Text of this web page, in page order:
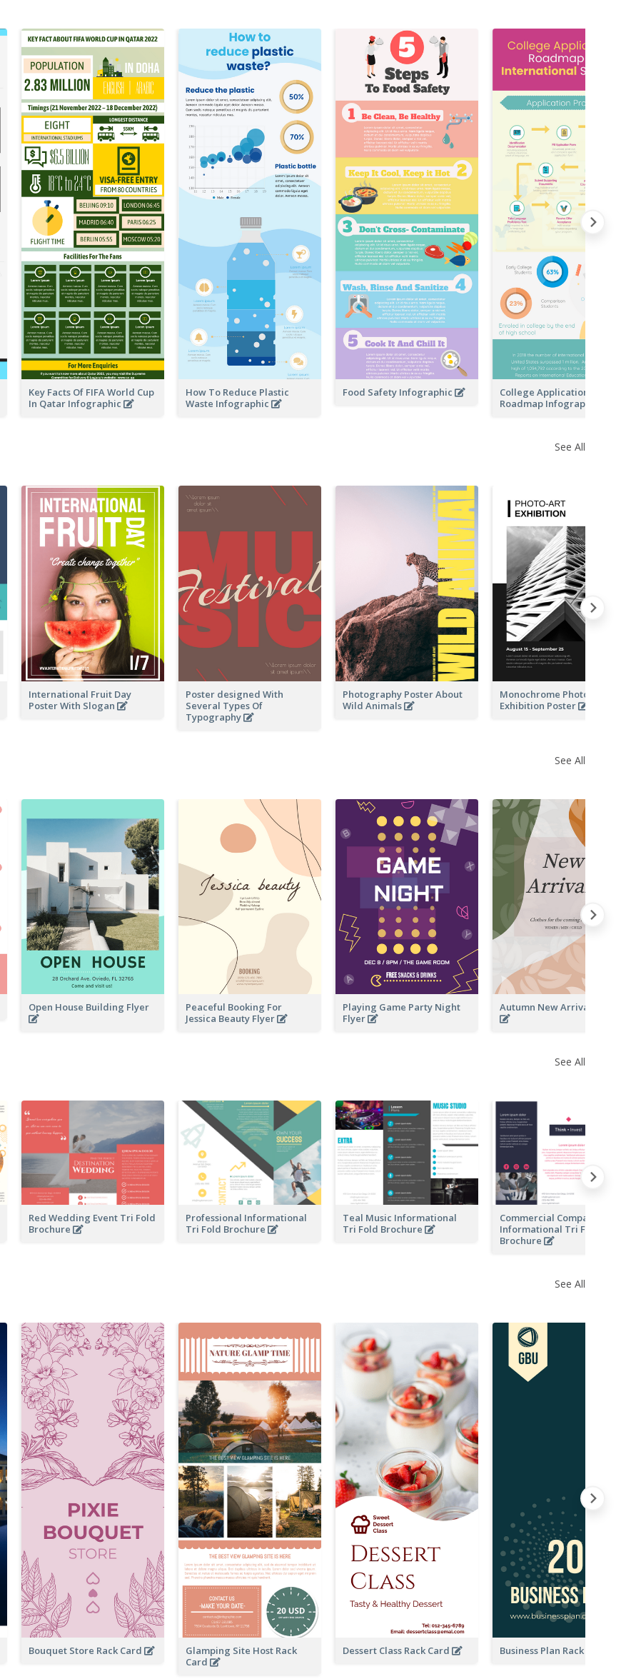
Key Facts Of FIFA World Cup
In Qatar Infographic
How To Reduce Plastic
Waste Infographic
Food Safety Infographic
College Application
Roadmap Infographic
See All
International Fruit Day
Poster With Slogan
Poster designed With
Several Types Of
Typography
Photography Poster About
Wild Animals
Monochrome Photo-Art
Exhibition Poster
See All
Open House Building Flyer
Peaceful Booking For
Jessica Beauty Flyer
Playing Game Party Night
Flyer
Autumn New Arrivals Flyer
See All
Red Wedding Event Tri Fold
Brochure
Professional Informational
Tri Fold Brochure
Teal Music Informational
Tri Fold Brochure
Commercial Company
Informational Tri Fold
Brochure
See All
Bouquet Store Rack Card
Glamping Site Host Rack
Card
Dessert Class Rack Card Business Plan Rack Card